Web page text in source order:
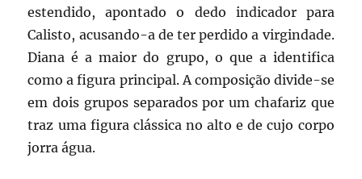
estendido, apontado o dedo indicador para
Calisto, acusando-a de ter perdido a virgindade.
Diana é a maior do grupo, o que a identifica
como a figura principal. A composição divide-se
em dois grupos separados por um chafariz que
traz uma figura clássica no alto e de cujo corpo
jorra água.